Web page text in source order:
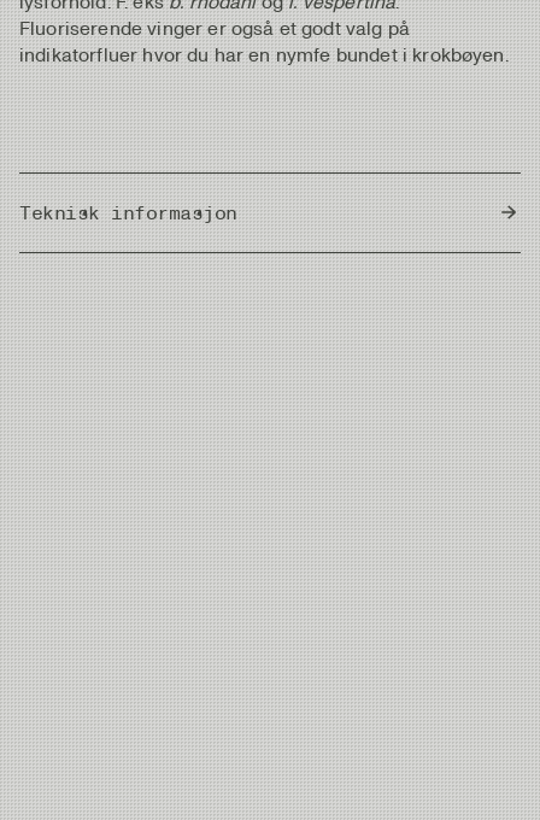
Fluoriserende vinger er også et godt valg på
indikatorfluer hvor du har en nymfe bundet i krokbøyen.
Teknisk informasjon
Country of Origin Japan